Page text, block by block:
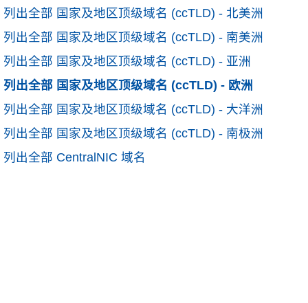
列出全部 国家及地区顶级域名 (ccTLD) - 北美洲
列出全部 国家及地区顶级域名 (ccTLD) - 南美洲
列出全部 国家及地区顶级域名 (ccTLD) - 亚洲
列出全部 国家及地区顶级域名 (ccTLD) - 欧洲
列出全部 国家及地区顶级域名 (ccTLD) - 大洋洲
列出全部 国家及地区顶级域名 (ccTLD) - 南极洲
列出全部 CentralNIC 域名